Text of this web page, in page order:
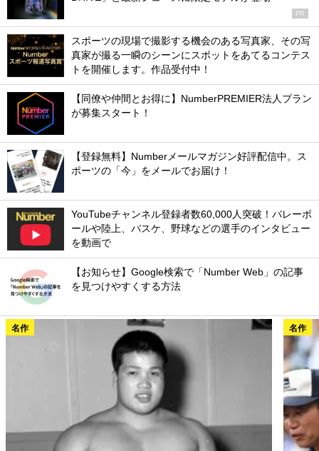
PR
スポーツの現場で撮影する機会のある写真家、その写
真家が撮る一瞬のシーンにスポットをあてるコンテス
トを開催します。作品受付中！
【同僚や仲間とお得に】NumberPREMIER法人プラン
が募集スタート！
【登録無料】Numberメールマガジン好評配信中。ス
ポーツの「今」をメールでお届け！
YouTubeチャンネル登録者数60,000人突破！バレーボ
ールや陸上、バスケ、野球などの選手のインタビュー
を動画で
【お知らせ】Google検索で「Number Web」の記事
を見つけやすくする方法
名作 名作